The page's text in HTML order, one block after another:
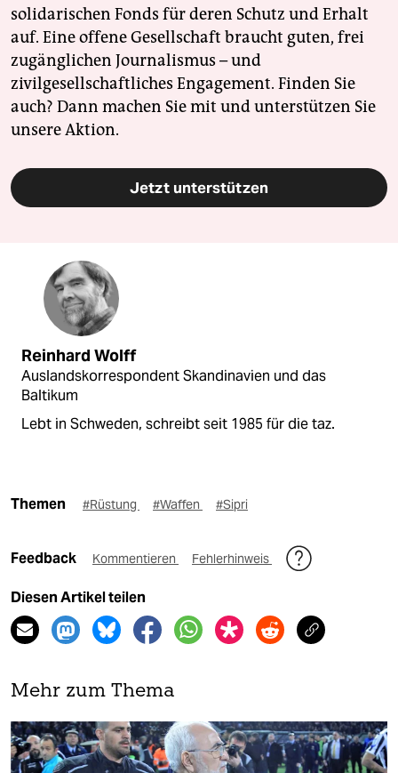
solidarischen Fonds für deren Schutz und Erhalt
auf. Eine offene Gesellschaft braucht guten, frei
zugänglichen Journalismus – und
zivilgesellschaftliches Engagement. Finden Sie
auch? Dann machen Sie mit und unterstützen Sie
unsere Aktion.
Jetzt unterstützen
Reinhard Wolff
Auslandskorrespondent Skandinavien und das
Baltikum
Lebt in Schweden, schreibt seit 1985 für die taz.
Themen #Rüstung #Waffen #Sipri
Feedback Kommentieren Fehlerhinweis
Diesen Artikel teilen
Mehr zum Thema